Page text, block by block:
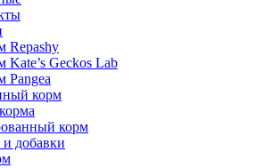
Repashy
Kate’s Geckos Lab
Pangea
корм
корм
добавки